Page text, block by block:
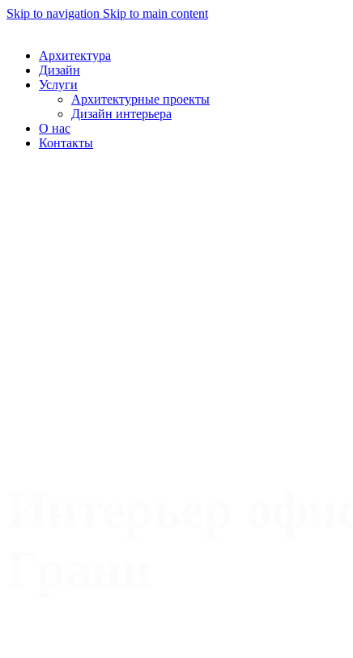
Skip to navigation Skip to main content
Архитектура
Дизайн
Услуги
Архитектурные проекты
Дизайн интерьера
О нас
Контакты